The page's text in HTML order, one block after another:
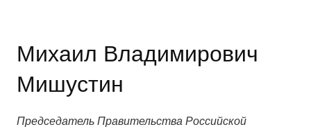
Михаил Владимирович
Мишустин
Председатель Правительства Российской